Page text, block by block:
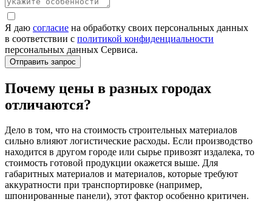
Я даю согласие на обработку своих персональных данных
в соответствии с политикой конфиденциальности
персональных данных Сервиса.
Почему цены в разных городах
отличаются?
Дело в том, что на стоимость строительных материалов
сильно влияют логистические расходы. Если производство
находится в другом городе или сырье привозят издалека, то
стоимость готовой продукции окажется выше. Для
габаритных материалов и материалов, которые требуют
аккуратности при транспортировке (например,
шпонированные панели), этот фактор особенно критичен.